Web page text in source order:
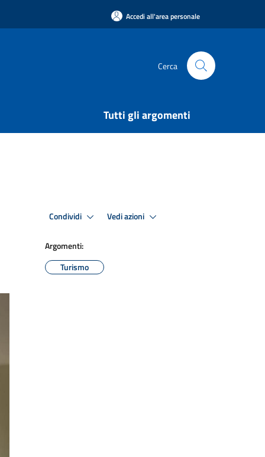
Accedi all'area personale
Cerca
Tutti gli argomenti
Condividi Vedi azioni
Argomenti:
Turismo